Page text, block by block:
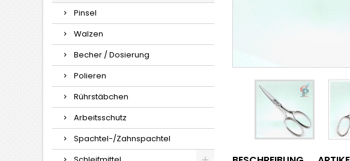
Pinsel
Walzen
Becher / Dosierung
Polieren
Rührstäbchen
Arbeitsschutz
Spachtel-/Zahnspachtel